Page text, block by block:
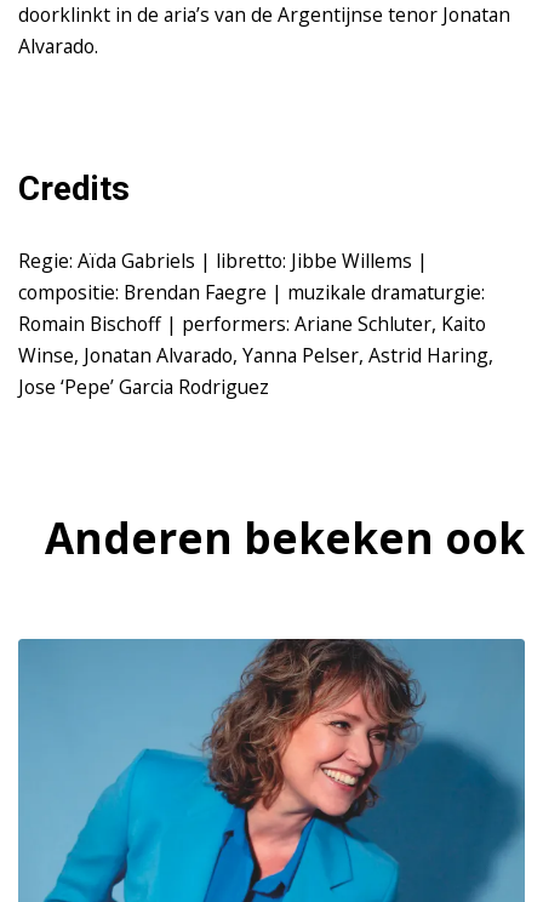
doorklinkt in de aria’s van de Argentijnse tenor Jonatan
Alvarado.
Credits
Regie: Aïda Gabriels | libretto: Jibbe Willems |
compositie: Brendan Faegre | muzikale dramaturgie:
Romain Bischoff | performers: Ariane Schluter, Kaito
Winse, Jonatan Alvarado, Yanna Pelser, Astrid Haring,
Jose ‘Pepe’ Garcia Rodriguez
Anderen bekeken ook